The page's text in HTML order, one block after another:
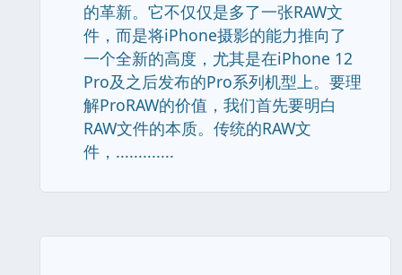
的革新。它不仅仅是多了一张RAW文
件，而是将iPhone摄影的能力推向了
一个全新的高度，尤其是在iPhone 12
Pro及之后发布的Pro系列机型上。要理
解ProRAW的价值，我们首先要明白
RAW文件的本质。传统的RAW文
件，.............